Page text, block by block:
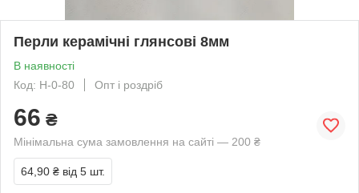
Перли керамічні глянсові 8мм
В наявності
Код: Н-0-80
Опт і роздріб
66 ₴
Мінімальна сума замовлення на сайті — 200 ₴
64,90 ₴ від 5 шт.